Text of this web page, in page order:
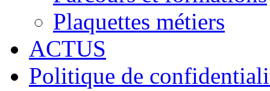
Plaquettes métiers
ACTUS
Politique de